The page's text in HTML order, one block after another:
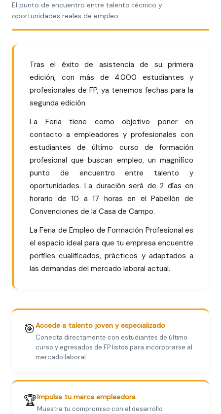
El punto de encuentro entre talento técnico y
oportunidades reales de empleo.
Tras el éxito de asistencia de su primera
edición, con más de 4.000 estudiantes y
profesionales de FP, ya tenemos fechas para la
segunda edición.
La Feria tiene como objetivo poner en
contacto a empleadores y profesionales con
estudiantes de último curso de formación
profesional que buscan empleo, un magnífico
punto de encuentro entre talento y
oportunidades. La duración será de 2 días en
horario de 10 a 17 horas en el Pabellón de
Convenciones de la Casa de Campo.
La Feria de Empleo de Formación Profesional es
el espacio ideal para que tu empresa encuentre
perfiles cualificados, prácticos y adaptados a
las demandas del mercado laboral actual.
🎯Accede a talento joven y especializado
Conecta directamente con estudiantes de último
curso y egresados de FP listos para incorporarse al
mercado laboral.
🏆Impulsa tu marca empleadora
Muestra tu compromiso con el desarrollo